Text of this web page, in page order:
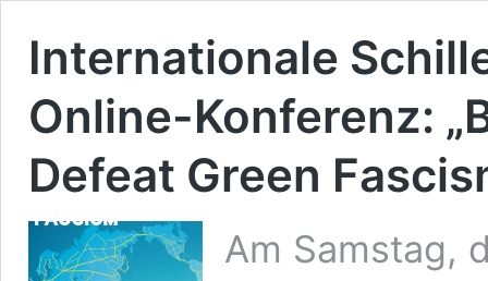
Internationale
Online-Konferenz:
Defeat Green
Am Samstag,